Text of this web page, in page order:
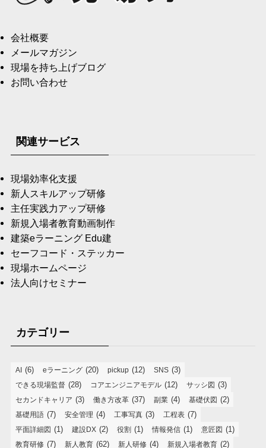
会社概要
メールマガジン
現場を持ち上げブログ
お問い合わせ
関連サービス
現場効率化支援
新人スキルアップ研修
主任実践力アップ研修
新規入場者教育動画制作
建築eラーニング Edu建
セーフコード・ステッカー
現場ホームページ
法人向けセミナー
カテゴリー
AI (6) eラーニング (20) pickup (12) SNS (3)
できる現場監督 (28) コアエンジニアモデル (12) サッシ図 (3)
セカンドキャリア (3) 働き方改革 (37) 副業 (4) 基礎伏図 (2)
基礎用語 (7) 安全管理 (4) 工事写真 (3) 工程表 (7)
平面詳細図 (1) 建設DX (2) 役割 (1) 情報発信 (1) 意匠図 (1)
教育研修 (7) 新人教育 (62) 新人研修 (4) 新規入場者教育 (2)